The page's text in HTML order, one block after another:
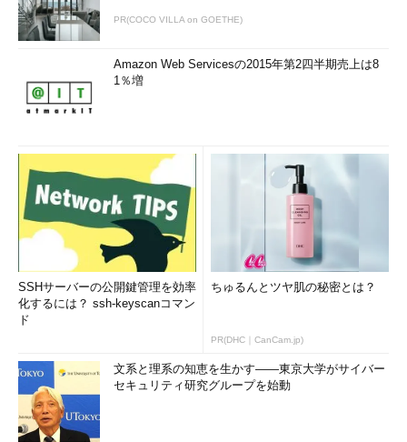
PR(COCO VILLA on GOETHE)
Amazon Web Servicesの2015年第2四半期売上は8
1％増
SSHサーバーの公開鍵管理を効率
化するには？ ssh-keyscanコマン
ド
ちゅるんとツヤ肌の秘密とは？
PR(DHC｜CanCam.jp)
文系と理系の知恵を生かす――東京大学がサイバー
セキュリティ研究グループを始動